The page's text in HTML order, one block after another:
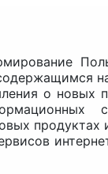
о новых
продуктах